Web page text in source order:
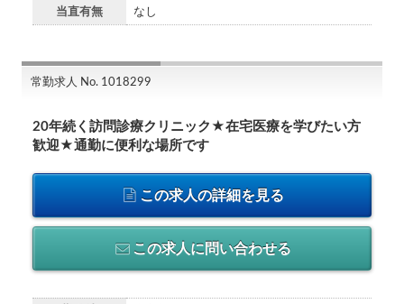
当直有無 なし
常勤求人 No. 1018299
20年続く訪問診療クリニック★在宅医療を学びたい方
歓迎★通勤に便利な場所です
この求人の詳細を見る
この求人に問い合わせる